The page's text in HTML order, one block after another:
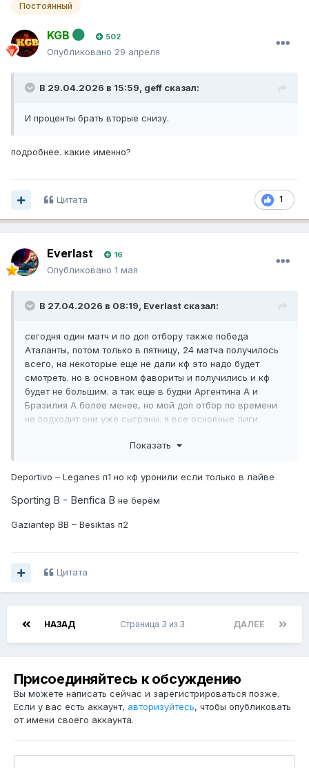
Постоянный
KGB 502
Опубликовано 29 апреля
В 29.04.2026 в 15:59, geff сказал:
И проценты брать вторые снизу.
подробнее. какие именно?
1
Цитата
Everlast 16
Опубликовано 1 мая
В 27.04.2026 в 08:19, Everlast сказал:
сегодня один матч и по доп отбору также победа
Аталанты, потом только в пятницу, 24 матча получилось
всего, на некоторые еще не дали кф это надо будет
смотреть. но в основном фавориты и получились и кф
будет не большим. а так еще в будни Аргентина А и
Бразилия А более менее, но мой доп отбор по времени
не подходит они уже сыграны. я все основные лиги
самом начале и вот их присылаю, по этому да главное
Dokument_Microsoft_Word.docx
Показать
Deportivo – Leganes п1 но кф уронили если только в лайве
Sporting B - Benfica B не берём
Gaziantep BB – Besiktas п2
Цитата
НАЗАД ДАЛЕЕ
Страница 3 из 3
Присоединяйтесь к обсуждению
Вы можете написать сейчас и зарегистрироваться позже.
Если у вас есть аккаунт, авторизуйтесь, чтобы опубликовать
от имени своего аккаунта.